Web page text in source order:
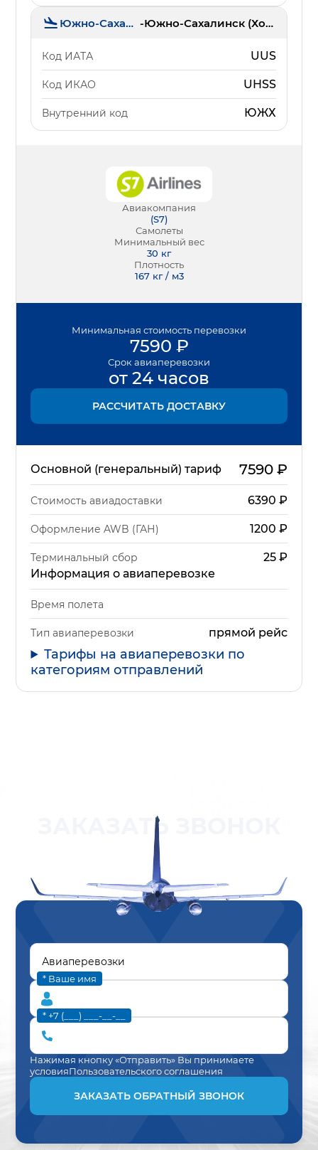
Южно-Сахалинск - Южно-Сахалинск (Хомутово)
Код ИАТА UUS
Код ИКАО UHSS
Внутренний код ЮЖХ
Авиакомпания
(S7)
Самолеты
Минимальный вес
30 кг
Плотность
167 кг / м3
Минимальная стоимость перевозки
7590 ₽
Срок авиаперевозки
от 24 часов
РАССЧИТАТЬ ДОСТАВКУ
Основной (генеральный) тариф 7590₽
Стоимость авиадоставки 6390 ₽
Оформление AWB (ГАН) 1200 ₽
Терминальный сбор 25₽
Информация о авиаперевозке
Время полета
Тип авиаперевозки прямой рейс
Тарифы на авиаперевозки по
категориям отправлений
ЗАКАЗАТЬ ЗВОНОК
* Ваше имя
* +7 (___) ___-__-__
Нажимая кнопку «Отправить» Вы принимаете
условияПользовательского соглашения
ЗАКАЗАТЬ ОБРАТНЫЙ ЗВОНОК